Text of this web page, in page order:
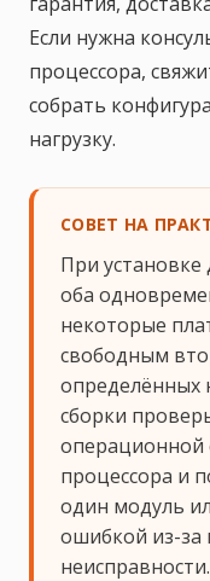
Если нужна
процессора,
собрать
нагрузку.
СОВЕТ НА
При установке
оба
некоторые
свободным
определённых
сборки
операционной
процессора и
один модуль
ошибкой из-за
неисправности.